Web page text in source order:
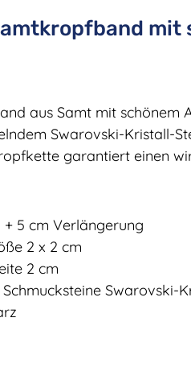
mit
aus Samt mit schönem
Swarovski-Kristall-
garantiert einen
+ 5 cm Verlängerung
2 x 2 cm
2 cm
Swarovski-